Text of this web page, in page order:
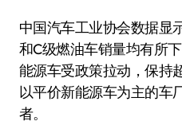
中国汽车工业协会数据显
和C级燃油车销量均有所
能源车受政策拉动，保持
以平价新能源车为主的车
者。